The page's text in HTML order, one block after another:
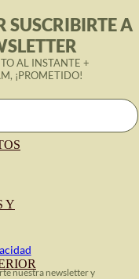
Y
SUSCRIBIRTE A
AL INSTANTE +
¡PROMETIDO!
nuestra newsletter y